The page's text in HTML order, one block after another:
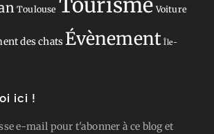
Toulouse Tourisme Voiture
des chats Évènement Île-
ici !
e-mail pour t'abonner à ce blog et